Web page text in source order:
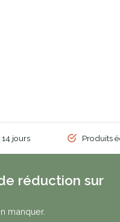
jours Produits
réduction sur
manquer.